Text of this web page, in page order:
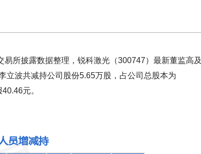
所披露数据整理，锐科激光（300747）最新董监高及
立波共减持公司股份5.65万股，占公司总股本为
元。